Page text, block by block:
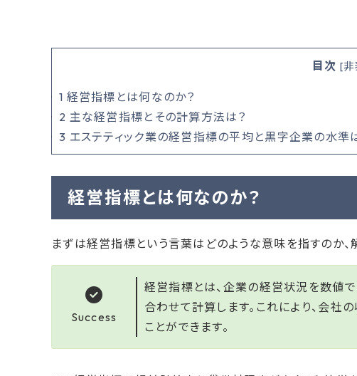
目次 [非
1 経営指標とは何なのか？
2 主な経営指標とその計算方法は？
3 エステティック業の経営指標の平均と黒字企業の水準
経営指標とは何なのか？
まずは経営指標という言葉はどのような意味を指すのか、
Success
経営指標とは、企業の経営状況を数値
合わせて計算します。これにより、会社
ことができます。